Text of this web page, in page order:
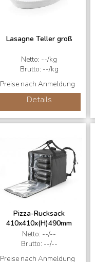
Lasagne Teller groß
Netto: --/kg
Brutto: --/kg
Preise nach Anmeldung
Details
Pizza-Rucksack
410x410x(H)490mm
Netto: --/--
Brutto: --/--
Preise nach Anmeldung